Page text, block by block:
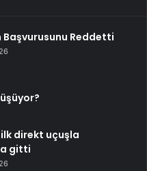
Başvurusunu Reddetti
direkt uçuşla
gitti